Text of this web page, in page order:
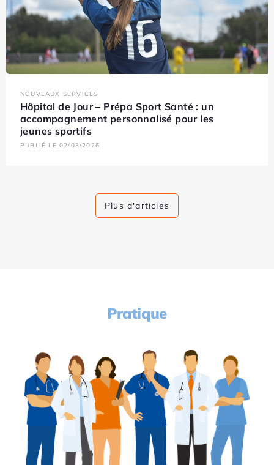
NOUVEAUX SERVICES
Hôpital de Jour – Prépa Sport Santé : un
accompagnement personnalisé pour les
jeunes sportifs
PUBLIÉ LE 02/03/2026
Plus d'articles
Pratique